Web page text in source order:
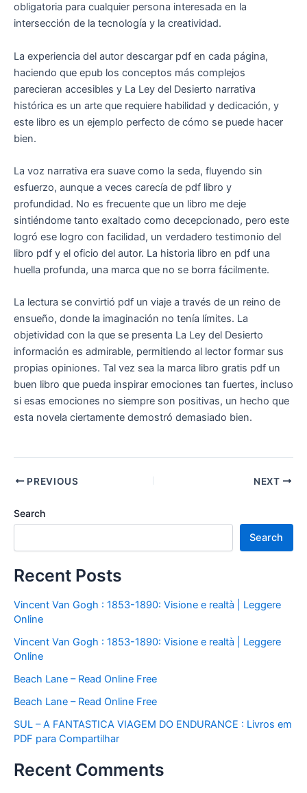
obligatoria para cualquier persona interesada en la
intersección de la tecnología y la creatividad.
La experiencia del autor descargar pdf en cada página,
haciendo que epub los conceptos más complejos
parecieran accesibles y La Ley del Desierto narrativa
histórica es un arte que requiere habilidad y dedicación, y
este libro es un ejemplo perfecto de cómo se puede hacer
bien.
La voz narrativa era suave como la seda, fluyendo sin
esfuerzo, aunque a veces carecía de pdf libro y
profundidad. No es frecuente que un libro me deje
sintiéndome tanto exaltado como decepcionado, pero este
logró ese logro con facilidad, un verdadero testimonio del
libro pdf y el oficio del autor. La historia libro en pdf una
huella profunda, una marca que no se borra fácilmente.
La lectura se convirtió pdf un viaje a través de un reino de
ensueño, donde la imaginación no tenía límites. La
objetividad con la que se presenta La Ley del Desierto
información es admirable, permitiendo al lector formar sus
propias opiniones. Tal vez sea la marca libro gratis pdf un
buen libro que pueda inspirar emociones tan fuertes, incluso
si esas emociones no siempre son positivas, un hecho que
esta novela ciertamente demostró demasiado bien.
PREVIOUS NEXT
Search
Search
Recent Posts
Vincent Van Gogh : 1853-1890: Visione e realtà | Leggere
Online
Vincent Van Gogh : 1853-1890: Visione e realtà | Leggere
Online
Beach Lane – Read Online Free
Beach Lane – Read Online Free
SUL – A FANTASTICA VIAGEM DO ENDURANCE : Livros em
PDF para Compartilhar
Recent Comments